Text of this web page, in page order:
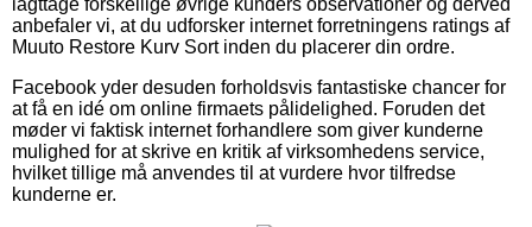
anbefaler vi, at du udforsker internet forretningens ratings af
Muuto Restore Kurv Sort inden du placerer din ordre.
Facebook yder desuden forholdsvis fantastiske chancer for
at få en idé om online firmaets pålidelighed. Foruden det
møder vi faktisk internet forhandlere som giver kunderne
mulighed for at skrive en kritik af virksomhedens service,
hvilket tillige må anvendes til at vurdere hvor tilfredse
kunderne er.